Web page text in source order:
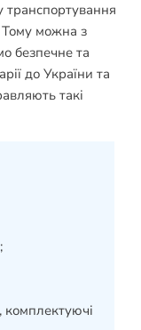
транспортування
Тому можна з
безпечне та
до України та
такі
комплектуючі